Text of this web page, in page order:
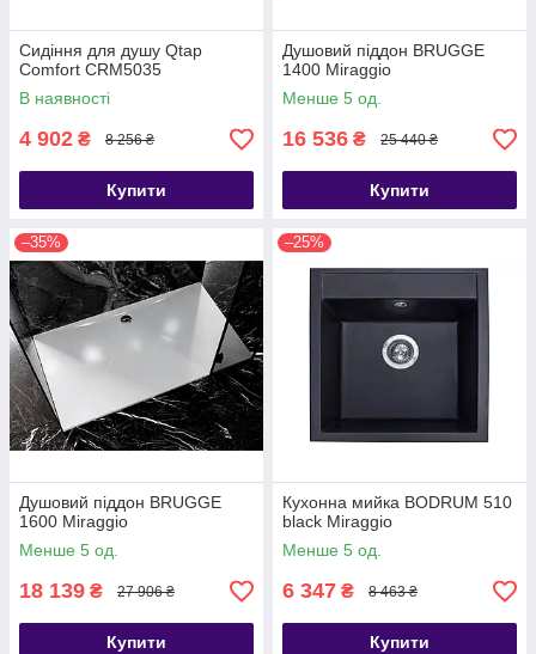
Сидіння для душу Qtap
Comfort CRM5035
В наявності
4 902 ₴ 8 256 ₴
Купити
Душовий піддон BRUGGE
1400 Miraggio
Менше 5 од.
16 536 ₴ 25 440 ₴
Купити
–35%
Душовий піддон BRUGGE
1600 Miraggio
Менше 5 од.
18 139 ₴ 27 906 ₴
Купити
–25%
Кухонна мийка BODRUM 510
black Miraggio
Менше 5 од.
6 347 ₴ 8 463 ₴
Купити